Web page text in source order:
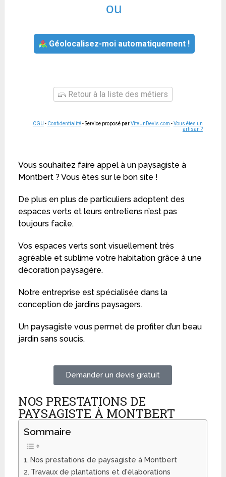
ou
Géolocalisez-moi automatiquement !
Retour à la liste des métiers
CGU - Confidentialité- Service proposé parViteUnDevis.com -Vous êtes un
artisan ?
Vous souhaitez faire appel à un paysagiste à
Montbert ? Vous êtes sur le bon site !
De plus en plus de particuliers adoptent des
espaces verts et leurs entretiens n’est pas
toujours facile.
Vos espaces verts sont visuellement très
agréable et sublime votre habitation grâce à une
décoration paysagère.
Notre entreprise est spécialisée dans la
conception de jardins paysagers.
Un paysagiste vous permet de profiter d’un beau
jardin sans soucis.
Demander un devis gratuit
NOS PRESTATIONS DE
PAYSAGISTE À MONTBERT
Sommaire
Nos prestations de paysagiste à Montbert
Travaux de plantations et d'élaborations